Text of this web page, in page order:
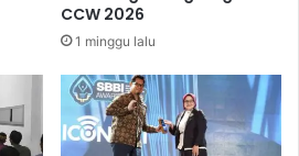
CCW 2026
1 minggu lalu